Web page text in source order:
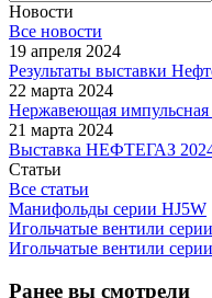
Новости
Все новости
19 апреля 2024
Результаты выставки
22 марта 2024
Нержавеющая импульсная
21 марта 2024
Выставка НЕФТЕГАЗ
Статьи
Все статьи
Манифольды серии HJ5W
Игольчатые вентили
Игольчатые вентили
Ранее вы смотрели